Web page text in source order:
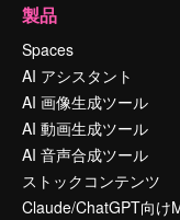
製品
Spaces
AI アシスタント
AI 画像生成ツール
AI 動画生成ツール
AI 音声合成ツール
ストックコンテンツ
Claude/ChatGPT向け